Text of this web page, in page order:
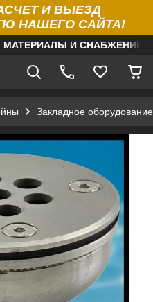
И ВЫЕЗД
НАШЕГО САЙТА!
МАТЕРИАЛЫ И
Закладное